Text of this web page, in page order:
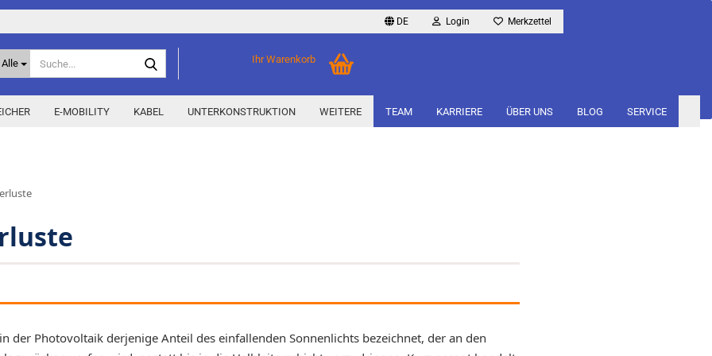
DE Login Merkzettel
Alle Ihr Warenkorb
E-MOBILITY KABEL UNTERKONSTRUKTION TEAM KARRIERE ÜBER UNS BLOG SERVICE
WEITERE
Neu / Coming soon
der Photovoltaik derjenige Anteil des einfallenden Sonnenlichts bezeichnet, der an den